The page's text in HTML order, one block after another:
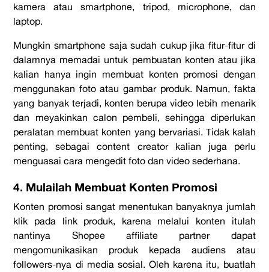
kamera atausmartphone, tripod, microphone, dan
laptop.
Mungkin smartphone saja sudah cukup jika fitur-fitur di
dalamnya memadai untuk pembuatan konten atau jika
kalian hanya ingin membuat konten promosi dengan
menggunakan foto atau gambar produk. Namun, fakta
yang banyak terjadi, konten berupa video lebih menarik
dan meyakinkan calon pembeli, sehingga diperlukan
peralatan membuat konten yang bervariasi. Tidak kalah
penting, sebagaicontent creatorkalian juga perlu
menguasai cara mengedit foto dan video sederhana.
4. Mulailah Membuat Konten Promosi
Konten promosi sangat menentukan banyaknya jumlah
klik pada link produk, karena melalui konten itulah
nantinya Shopee affiliate partnerdapat
mengomunikasikan produk kepada audiens atau
followers-nya di media sosial. Oleh karena itu, buatlah